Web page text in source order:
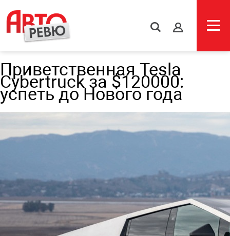
s
Приветственная Tesla
Cybertruck за $120000:
успеть до Нового года